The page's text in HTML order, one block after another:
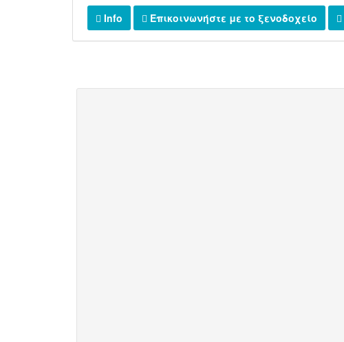
Info Επικοινωνήστε με το ξενοδοχείο